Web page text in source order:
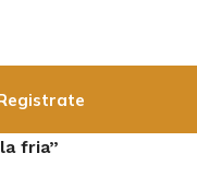
fria”